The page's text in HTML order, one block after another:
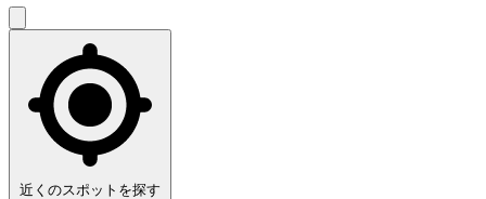
近くのスポットを探す